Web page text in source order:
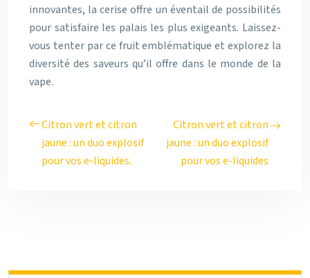
innovantes, la cerise offre un éventail de possibilités
pour satisfaire les palais les plus exigeants. Laissez-
vous tenter par ce fruit emblématique et explorez la
diversité des saveurs qu’il offre dans le monde de la
vape.
Citron vert et citron
jaune : un duo explosif
pour vos e-liquides.
Citron vert et citron
jaune : un duo explosif
pour vos e-liquides